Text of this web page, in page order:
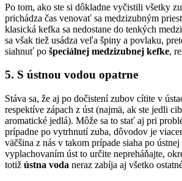
Po tom, ako ste si dôkladne vyčistili všetky
prichádza čas venovať sa medzizubným
klasická kefka sa nedostane do tenkých
sa však tiež usádza veľa špiny a povlaku,
siahnuť po špeciálnej medzizubnej kefke,
5. S ústnou vodou opatrne
Stáva sa, že aj po dočistení zubov cítite v
respektíve zápach z úst (najmä, ak ste jedli
aromatické jedlá). Môže sa to stať aj pri
prípadne po vytrhnutí zuba, dôvodov je
väčšina z nás v takom prípade siaha po
vyplachovaním úst to určite nepreháňajte,
totiž ústna voda neraz zabíja aj všetko